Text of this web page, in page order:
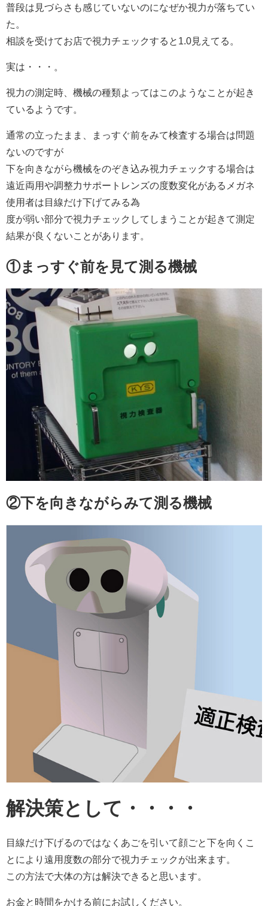
普段は見づらさも感じていないのになぜか視力が落ちてい
た。
相談を受けてお店で視力チェックすると1.0見えてる。
実は・・・。
視力の測定時、機械の種類よってはこのようなことが起き
ているようです。
通常の立ったまま、まっすぐ前をみて検査する場合は問題
ないのですが
下を向きながら機械をのぞき込み視力チェックする場合は
遠近両用や調整力サポートレンズの度数変化があるメガネ
使用者は目線だけ下げてみる為
度が弱い部分で視力チェックしてしまうことが起きて測定
結果が良くないことがあります。
①まっすぐ前を見て測る機械
②下を向きながらみて測る機械
解決策として・・・・
目線だけ下げるのではなくあごを引いて顔ごと下を向くこ
とにより遠用度数の部分で視力チェックが出来ます。
この方法で大体の方は解決できると思います。
お金と時間をかける前にお試しください。